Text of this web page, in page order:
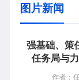
图片新闻
强基础、
任务局与
作者：